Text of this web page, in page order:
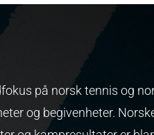
på norsk tennis og
og begivenheter.